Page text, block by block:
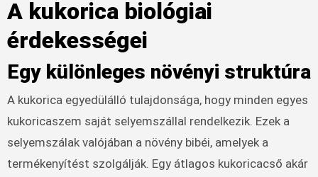
A kukorica biológiai
érdekességei
Egy különleges növényi struktúra
A kukorica egyedülálló tulajdonsága, hogy minden egyes
kukoricaszem saját selyemszállal rendelkezik. Ezek a
selyemszálak valójában a növény bibéi, amelyek a
termékenyítést szolgálják. Egy átlagos kukoricacső akár